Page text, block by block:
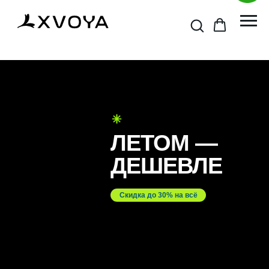
Скидка до 30% на всё
ЛЕТОМ —
ДЕШЕВЛЕ